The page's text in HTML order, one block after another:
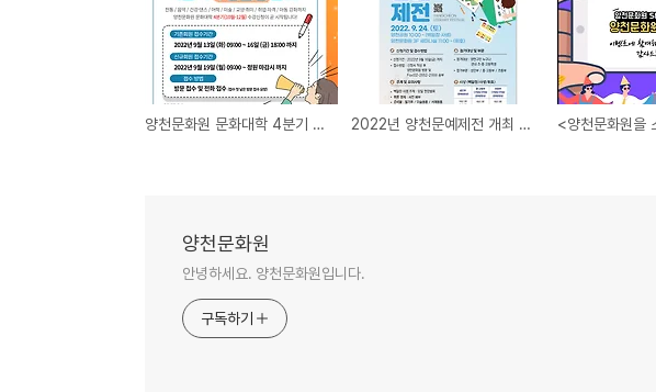
양천문화원 문화대학 4분기 수강신청 안내 2022년 양천문예제전 개최 안내
양천문화원
안녕하세요. 양천문화원입니다.
구독하기